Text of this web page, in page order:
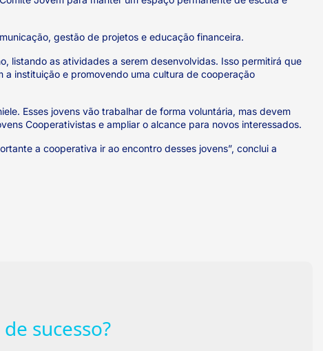
gestão de projetos e educação financeira.
listando as atividades a serem desenvolvidas. Isso permitirá que
instituição e promovendo uma cultura de cooperação
Esses jovens vão trabalhar de forma voluntária, mas devem
Cooperativistas e ampliar o alcance para novos interessados.
a cooperativa ir ao encontro desses jovens”, conclui a
sucesso?